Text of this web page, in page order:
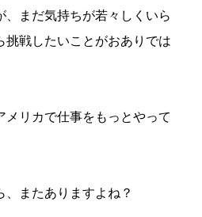
、まだ気持ちが若々しくいら
挑戦したいことがおありでは
リカで仕事をもっとやって
またありますよね？